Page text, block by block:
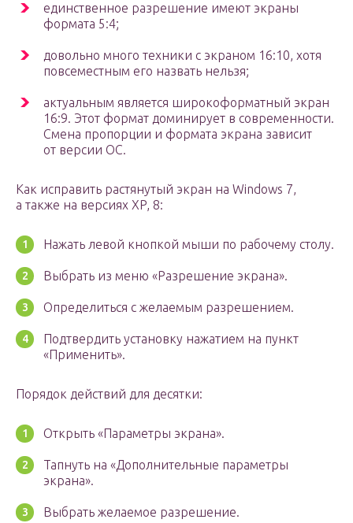
единственное разрешение имеют экраны
формата 5:4;
довольно много техники с экраном 16:10, хотя
повсеместным его назвать нельзя;
актуальным является широкоформатный экран
16:9. Этот формат доминирует в современности.
Смена пропорции и формата экрана зависит
от версии ОС.
Как исправить растянутый экран на Windows 7,
а также на версиях XP, 8:
Нажать левой кнопкой мыши по рабочему столу.
Выбрать из меню «Разрешение экрана».
Определиться с желаемым разрешением.
Подтвердить установку нажатием на пункт
«Применить».
Порядок действий для десятки:
Открыть «Параметры экрана».
Тапнуть на «Дополнительные параметры
экрана».
Выбрать желаемое разрешение.